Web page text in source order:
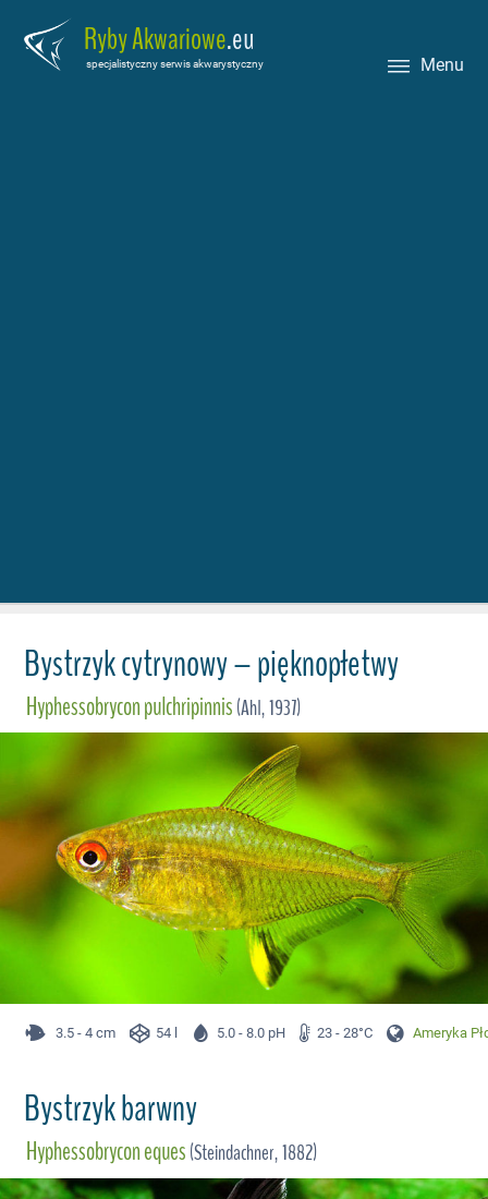
Ryby Akwariowe.eu
specjalistyczny serwis akwarystyczny Menu
Bystrzyk cytrynowy – pięknopłetwy
Hyphessobrycon pulchripinnis(Ahl, 1937)
3.5 - 4 cm 54 l 5.0 - 8.0 pH 23 - 28°C Ameryka
Bystrzyk barwny
Hyphessobrycon eques(Steindachner, 1882)